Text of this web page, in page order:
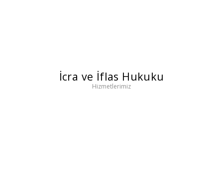
İcra ve İflas Hukuku
Hizmetlerimiz